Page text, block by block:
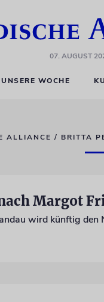
07. AUGUST
UNSERE WOCHE
ALLIANCE / BRITTA
Margot